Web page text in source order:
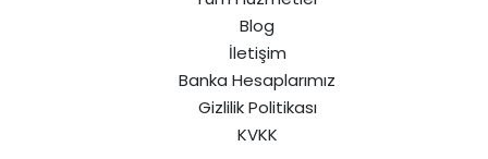
Blog
İletişim
Banka Hesaplarımız
Gizlilik Politikası
KVKK